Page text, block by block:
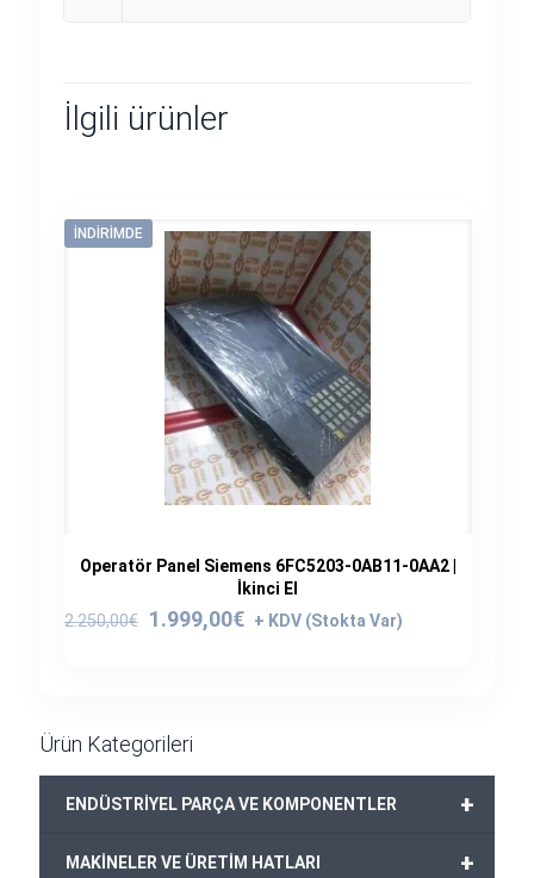
İlgili ürünler
İNDIRIMDE
Operatör Panel Siemens 6FC5203-0AB11-0AA2 |
İkinci El
2.250,00€
Orijinal
1.999,00€
Şu
Ürün Kategorileri
+
ENDÜSTRİYEL PARÇA VE KOMPONENTLER
+
MAKİNELER VE ÜRETİM HATLARI